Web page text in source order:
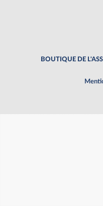
BOUTIQUE DE